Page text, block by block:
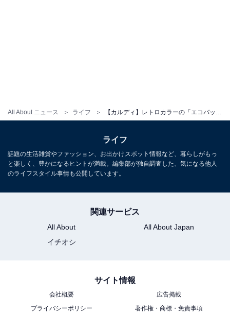
All About ニュース ライフ
す。
まとめ
ライフ
話題の生活雑貨やファッション、お出かけスポット情報など、暮らしがもっ
と楽しく、豊かになるヒントが満載。編集部が独自調査した、気になる他人
のライフスタイル事情も公開しています。
関連サービス
All About
All About Japan
イチオシ
サイト情報
会社概要
広告掲載
プライバシーポリシー
著作権・商標・免責事項